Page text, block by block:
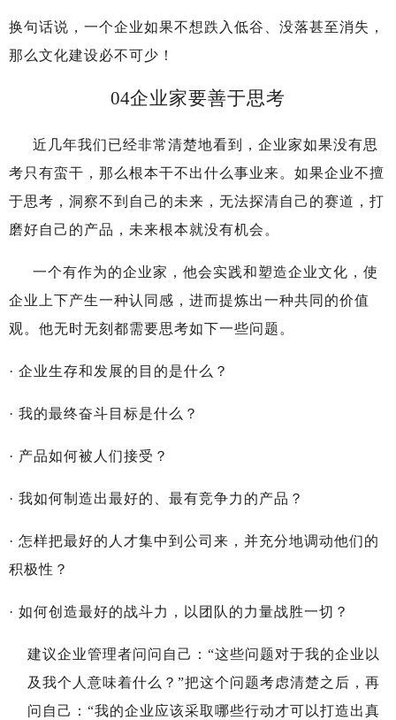
换句话说，一个企业如果不想跌入低谷、没落甚至消失，
那么文化建设必不可少！
04企业家要善于思考
近几年我们已经非常清楚地看到，企业家如果没有思
考只有蛮干，那么根本干不出什么事业来。如果企业不擅
于思考，洞察不到自己的未来，无法探清自己的赛道，打
磨好自己的产品，未来根本就没有机会。
一个有作为的企业家，他会实践和塑造企业文化，使
企业上下产生一种认同感，进而提炼出一种共同的价值
观。他无时无刻都需要思考如下一些问题。
· 企业生存和发展的目的是什么？
· 我的最终奋斗目标是什么？
· 产品如何被人们接受？
· 我如何制造出最好的、最有竞争力的产品？
· 怎样把最好的人才集中到公司来，并充分地调动他们的
积极性？
· 如何创造最好的战斗力，以团队的力量战胜一切？
建议企业管理者问问自己：“这些问题对于我的企业以
及我个人意味着什么？”把这个问题考虑清楚之后，再
问自己：“我的企业应该采取哪些行动才可以打造出真